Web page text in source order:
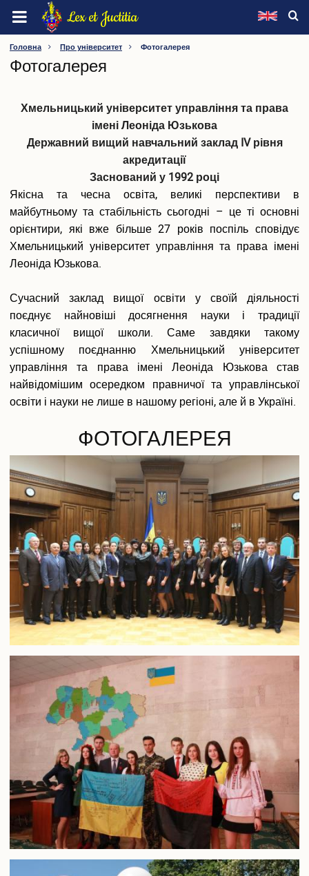
Перейти
основного
вмісту
Lex et Juctitia
ХМЕЛЬНИЦЬКИЙ УНІВЕРСИТЕТ УПРАВЛІННЯ ТА
ПРАВА ІМЕНІ ЛЕОНІДА ЮЗЬКОВА
Інформація про університет
Видатні особистості
Наглядова рада
Методична рада
Конференція трудового колективу
Профспілка
Факультети
Кафедри
Нормативна база
Вакантні посади
Акредитація
Внутрішня система забезпечення якості освіти
Етика, академічна доброчесність та антикорупційна
політика
Гендерна політика Університету
Газета ХУУП імені Леоніда Юзькова GAUDEAMUS
Безпека освітнього середовища
Фотогалерея
Відеогалерея
Вступнику
Приймальна комісія
Відомості про провадження освітньої діяльності
Правила прийому в ХУУП імені Леоніда Юзькова
Кількість бюджетних місць регіонального замовлення
Переваги університету
Вартість навчання на контрактній основі
Освітні програми
Подача електронної заяви
Поновлення та переведення на навчання
Реєстраціія електронного кабіінету для вступу на
магістратуру
Інформація про вступ до аспірантури і докторантури
Програми вступних випробувань
Співбесіда
Рейтингові списки
Захист персональних даних
Ваучер на навчання від центру зайнятості
Особам з особливими освітніми потребами
Військова кафедра
Проживання студентів
Освіта іноземних студентів
Студенту
Головна Про університет Фотогалерея
Фотогалерея
Хмельницький університет управління та права
імені Леоніда Юзькова
Державний вищий навчальний заклад IV рівня
акредитації
Заснований у 1992 році
Якісна та чесна освіта, великі перспективи в
майбутньому та стабільність сьогодні – це ті основні
орієнтири, які вже більше 27 років поспіль сповідує
Хмельницький університет управління та права імені
Леоніда Юзькова.
Сучасний заклад вищої освіти у своїй діяльності
поєднує найновіші досягнення науки і традиції
класичної вищої школи. Саме завдяки такому
успішному поєднанню Хмельницький університет
управління та права імені Леоніда Юзькова став
найвідомішим осередком правничої та управлінської
освіти і науки не лише в нашому регіоні, але й в Україні.
ФОТОГАЛЕРЕЯ